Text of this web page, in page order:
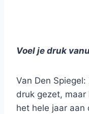
Voel je druk
Van Den
druk gezet,
het hele jaar aan